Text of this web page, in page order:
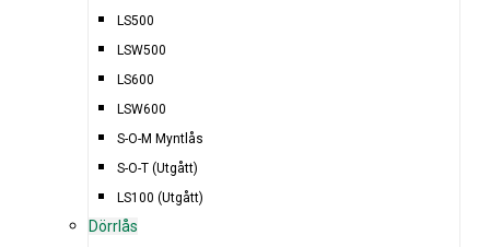
LS500
LSW500
LS600
LSW600
S-O-M Myntlås
S-O-T (Utgått)
LS100 (Utgått)
Dörrlås